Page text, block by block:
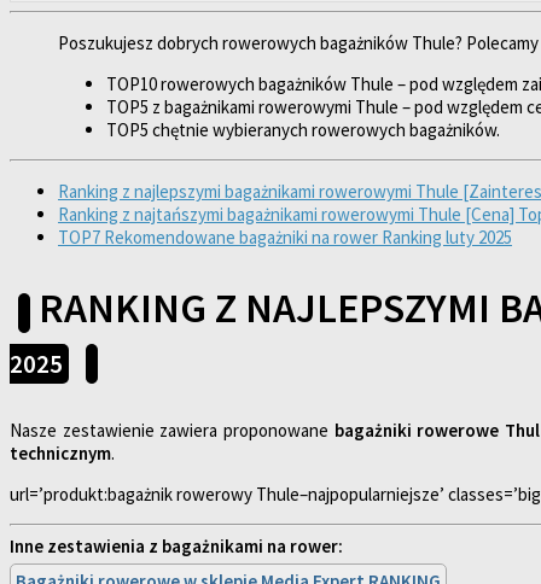
Poszukujesz dobrych rowerowych bagażników Thule?
TOP10 rowerowych bagażników Thule – pod względem
TOP5 z bagażnikami rowerowymi Thule – pod względem
TOP5 chętnie wybieranych rowerowych bagażników.
Ranking z najlepszymi bagażnikami rowerowymi Thule
Ranking z najtańszymi bagażnikami rowerowymi Thule [Cena]
TOP7 Rekomendowane bagażniki na rower Ranking luty 2025
RANKING Z NAJLEPSZYMI
2025
Nasze zestawienie zawiera proponowane bagażniki rowerowe
technicznym.
url=’produkt:bagażnik rowerowy Thule–najpopularniejsze’
Inne zestawienia z bagażnikami na rower: